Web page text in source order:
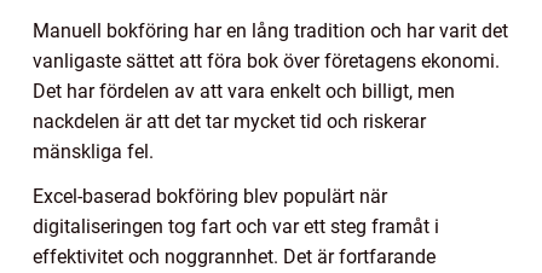
Manuell bokföring har en lång tradition och har varit det
vanligaste sättet att föra bok över företagens ekonomi.
Det har fördelen av att vara enkelt och billigt, men
nackdelen är att det tar mycket tid och riskerar
mänskliga fel.
Excel-baserad bokföring blev populärt när
digitaliseringen tog fart och var ett steg framåt i
effektivitet och noggrannhet. Det är fortfarande